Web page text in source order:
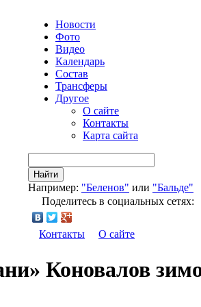
Новости
Фото
Видео
Календарь
Состав
Трансферы
Другое
О сайте
Контакты
Карта сайта
Найти
Например: "Беленов" или "Бальде"
Поделитесь в социальных сетях:
Контакты О сайте
Коновалов